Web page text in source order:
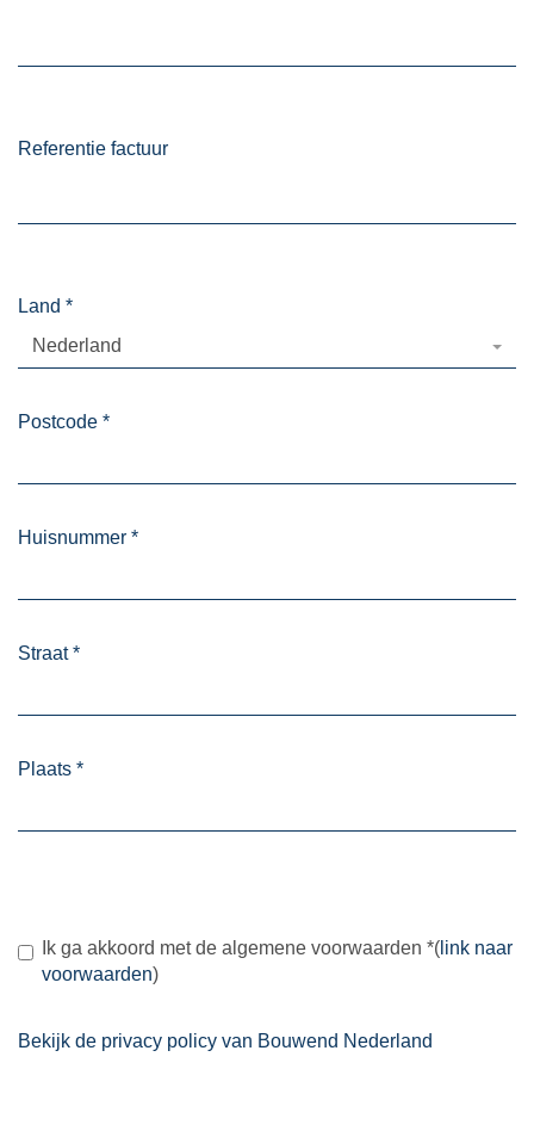
Referentie factuur
Land *
Nederland
Postcode *
Huisnummer *
Straat*
Plaats *
Ik ga akkoord met de algemene voorwaarden *( link naar
voorwaarden)
Bekijk de privacy policy van Bouwend Nederland